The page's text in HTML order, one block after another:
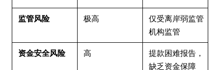
监管风险 极高
仅受离岸弱监管
机构监管
资金安全风险
高
提款困难报告，
缺乏资金保障